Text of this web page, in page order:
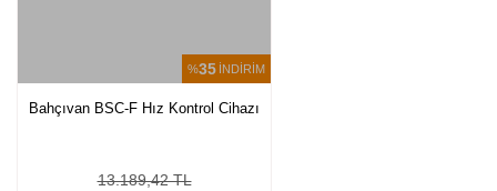
%35 İNDİRİM
Bahçıvan BSC-F Hız Kontrol Cihazı
13.189,42 TL